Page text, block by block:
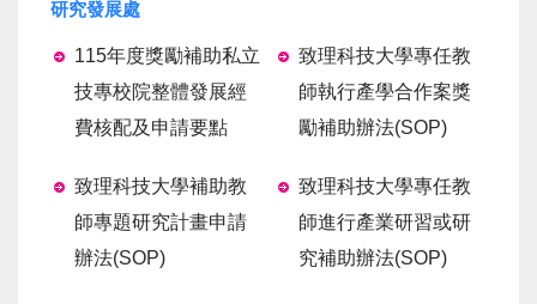
研究發展處
115年度獎勵補助私立
技專校院整體發展經
費核配及申請要點
致理科技大學專任教
師執行產學合作案獎
勵補助辦法(SOP)
致理科技大學補助教
師專題研究計畫申請
辦法(SOP)
致理科技大學專任教
師進行產業研習或研
究補助辦法(SOP)